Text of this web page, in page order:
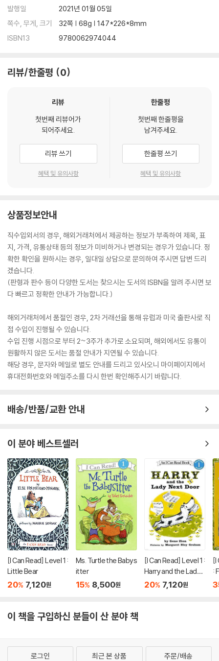
발행일
2021년 01월 05일
쪽수, 무게, 크기
32쪽 | 68g | 147*226*8mm
ISBN13
9780062974044
리뷰/한줄평 0
리뷰
첫번째 리뷰어가
되어주세요.
리뷰 쓰기
혜택 및 유의사항
한줄평
첫번째 한줄평을
남겨주세요.
한줄평 쓰기
혜택 및 유의사항
상품정보안내
직수입외서의 경우, 해외거래처에서 제공하는 정보가 부족하여 제목, 표
지, 가격, 유통상태 등의 정보가 미비하거나 변경되는 경우가 있습니다. 정
확한 확인을 원하시는 경우, 일대일 상담으로 문의하여 주시면 답변 드리
겠습니다.
(판형과 판수 등이 다양한 도서는 찾으시는 도서의 ISBN을 알려 주시면 보
다 빠르고 정확한 안내가 가능합니다.)
해외거래처에서 품절인 경우, 2차 거래선을 통해 유럽과 미국 출판사로 직
접 수입이 진행될 수 있습니다.
수입 진행 시점으로 부터 2~3주가 추가로 소요되며, 해외에서도 유통이
원활하지 않은 도서는 품절 안내가 지연될 수 있습니다.
해당 경우, 문자와 메일로 별도 안내를 드리고 있사오니 마이페이지에서
휴대전화번호와 메일주소를 다시 한번 확인해주시기 바랍니다.
배송/반품/교환 안내
이 분야 베스트셀러
[I Can Read] Level 1 :
Little Bear
20% 7,120원
Ms. Turtle the Babys
itter
15% 8,500원
[I Can Read] Level 1 :
Harry and the Lady
Next Door
20% 7,120원
[I
:
이 책을 구입하신 분들이 산 분야 책
로그인 최근 본 상품 주문/배송